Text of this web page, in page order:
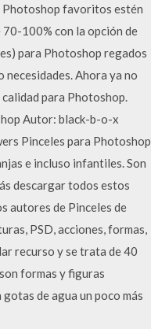
Photoshop favoritos estén
100% con la opción de
para Photoshop regados
Ahora ya no
para Photoshop.
Autor: black-b-o-x
Pinceles para Photoshop
e incluso infantiles. Son
descargar todos estos
autores de Pinceles de
PSD, acciones, formas,
recurso y se trata de 40
formas y figuras
de agua un poco más